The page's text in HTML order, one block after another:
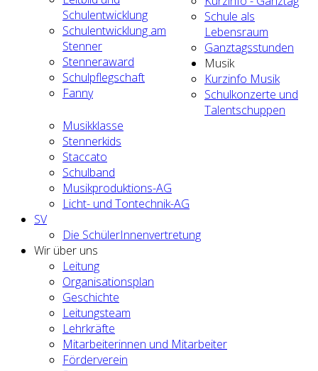
Schulentwicklung
Schulentwicklung am
Stenner
Stenneraward
Schulpflegschaft
Fanny
Schule als
Lebensraum
Ganztagsstunden
Musik
Kurzinfo Musik
Schulkonzerte und
Talentschuppen
Musikklasse
Stennerkids
Staccato
Schulband
Musikproduktions-AG
Licht- und Tontechnik-AG
SV
Die SchülerInnenvertretung
Wir über uns
Leitung
Organisationsplan
Geschichte
Leitungsteam
Lehrkräfte
Mitarbeiterinnen und Mitarbeiter
Förderverein